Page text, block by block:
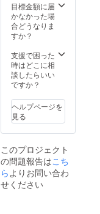
目標金額に届
かなかった場
合どうなりま
すか？
支援で困った
時はどこに相
談したらいい
ですか？
ヘルプページを
見る
このプロジェクト
の問題報告はこち
らよりお問い合わ
せください